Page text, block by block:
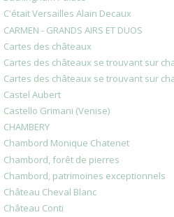
C'était Versailles Alain Decaux
CARMEN - GRANDS AIRS ET DUOS
Cartes des châteaux
Cartes des châteaux se trouvant sur
Cartes des châteaux se trouvant sur
Castel Aubert
Castello Grimani (Venise)
CHAMBERY
Chambord Monique Chatenet
Chambord, forêt de pierres
Chambord, patrimoines exceptionnels
Château Cheval Blanc
Château Conti